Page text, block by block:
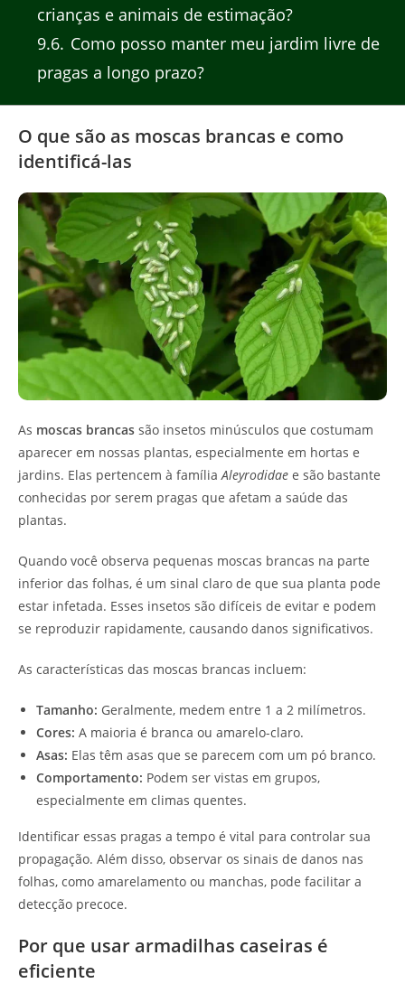
crianças e animais de estimação?
9.6 Como posso manter meu jardim livre de
pragas a longo prazo?
O que são as moscas brancas e como
identificá-las
As moscas brancas são insetos minúsculos que costumam
aparecer em nossas plantas, especialmente em hortas e
jardins. Elas pertencem à famíliaAleyrodidae e são bastante
conhecidas por serem pragas que afetam a saúde das
plantas.
Quando você observa pequenas moscas brancas na parte
inferior das folhas, é um sinal claro de que sua planta pode
estar infetada. Esses insetos são difíceis de evitar e podem
se reproduzir rapidamente, causando danos significativos.
As características das moscas brancas incluem:
Tamanho: Geralmente, medem entre 1 a 2 milímetros.
Cores: A maioria é branca ou amarelo-claro.
Asas: Elas têm asas que se parecem com um pó branco.
Comportamento: Podem ser vistas em grupos,
especialmente em climas quentes.
Identificar essas pragas a tempo é vital para controlar sua
propagação. Além disso, observar os sinais de danos nas
folhas, como amarelamento ou manchas, pode facilitar a
detecção precoce.
Por que usar armadilhas caseiras é
eficiente